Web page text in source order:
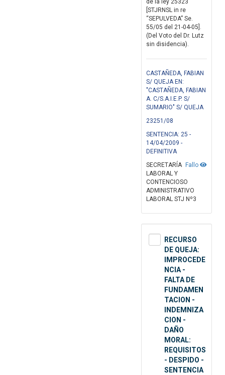
de la ley 25323
[STJRNSL in re
“SEPULVEDA” Se.
55/05 del 21-04-05].
(Del Voto del Dr. Lutz
sin disidencia).
CASTAÑEDA, FABIAN
S/ QUEJA EN:
"CASTAÑEDA, FABIAN
A. C/S.A.I.E.P. S/
SUMARIO" S/ QUEJA
23251/08
SENTENCIA: 25 -
14/04/2009 -
DEFINITIVA
Fallo
SECRETARÍA
LABORAL Y
CONTENCIOSO
ADMINISTRATIVO
LABORAL STJ Nº3
RECURSO
DE QUEJA:
IMPROCEDE
NCIA -
FALTA DE
FUNDAMEN
TACION -
INDEMNIZA
CION -
DAÑO
MORAL:
REQUISITOS
- DESPIDO -
SENTENCIA